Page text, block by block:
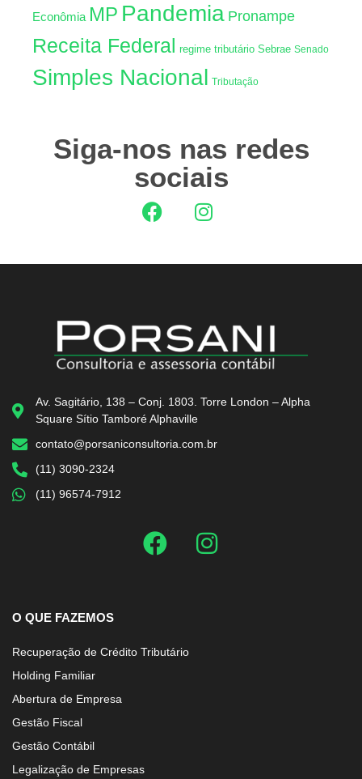
Econômia MP Pandemia Pronampe
Receita Federal regime tributário Sebrae Senado
Simples Nacional Tributação
Siga-nos nas redes
sociais
Av. Sagitário, 138 – Conj. 1803. Torre London – Alpha
Square Sítio Tamboré Alphaville
contato@porsaniconsultoria.com.br
(11) 3090-2324
(11) 96574-7912
O QUE FAZEMOS
Recuperação de Crédito Tributário
Holding Familiar
Abertura de Empresa
Gestão Fiscal
Gestão Contábil
Legalização de Empresas